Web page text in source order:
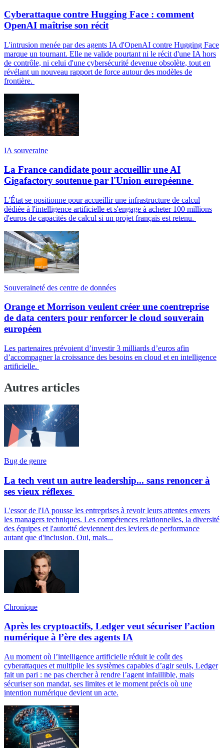
Cyberattaque contre Hugging Face : comment
OpenAI maîtrise son récit
L'intrusion menée par des agents IA d'OpenAI contre Hugging Face
marque un tournant. Elle ne valide pourtant ni le récit d'une IA hors
de contrôle, ni celui d'une cybersécurité devenue obsolète, tout en
révélant un nouveau rapport de force autour des modèles de
frontière.
IA souveraine
La France candidate pour accueillir une AI
Gigafactory soutenue par l'Union européenne
L'État se positionne pour accueillir une infrastructure de calcul
dédiée à l'intelligence artificielle et s'engage à acheter 100 millions
d'euros de capacités de calcul si un projet français est retenu.
Souveraineté des centre de données
Orange et Morrison veulent créer une coentreprise
de data centers pour renforcer le cloud souverain
européen
Les partenaires prévoient d’investir 3 milliards d’euros afin
d’accompagner la croissance des besoins en cloud et en intelligence
artificielle.
Autres articles
Bug de genre
La tech veut un autre leadership... sans renoncer à
ses vieux réflexes
L'essor de l'IA pousse les entreprises à revoir leurs attentes envers
les managers techniques. Les compétences relationnelles, la diversité
des équipes et l'autorité deviennent des leviers de performance
autant que d'inclusion. Oui, mais...
Chronique
Après les cryptoactifs, Ledger veut sécuriser l’action
numérique à l’ère des agents IA
Au moment où l’intelligence artificielle réduit le coût des
cyberattaques et multiplie les systèmes capables d’agir seuls, Ledger
fait un pari : ne pas chercher à rendre l’agent infaillible, mais
sécuriser son mandat, ses limites et le moment précis où une
intention numérique devient un acte.